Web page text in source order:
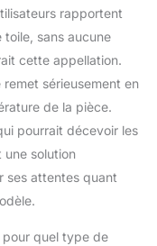
stores
avec un
: la largeur
pas
c'est la
tissu. Avec
le store
de plus
rapportent
toile, sans aucune
cette appellation.
sérieusement en
de la pièce.
pourrait décevoir les
une solution
ses attentes quant
quel type de